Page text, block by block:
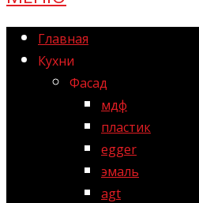
Главная
Кухни
Фасад
мдф
пластик
egger
эмаль
agt